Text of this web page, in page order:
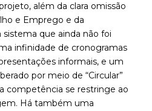
além da clara omissão
e Emprego e da
sistema que ainda não foi
infinidade de cronogramas
informais, e um
por meio de “Circular”
competência se restringe ao
Há também uma